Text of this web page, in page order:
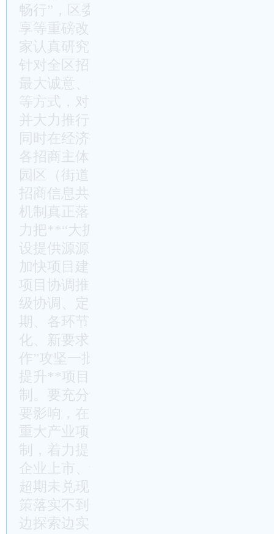
畅行”，区委区政府制定出台了一系列关
享等重磅改革性文件，这也是今天会议
家认真研究，结合实际抓好落实。一要
针对全区招商工作操作层面存在的共性
最大诚意、最大胸襟、最大魄力，采取
等方式，对落户在街道的区级招商项目6
并大力推行区街按1：4比例分享项目财
同时在经济指标考核上予以重点倾斜，
各招商主体发挥招商主观能动性的政策
园区（街道）两级招商部门要立足大局
招商信息共享、资源共享、项目共享、
机制真正落实到位，努力形成“1+1＞2”
力把**“大抓招商、大干项目”这张王牌
设提供源源不断的优质储备。二要健全
加快项目建设，我区重大项目建设提速
项目协调推进等“六项机制”，涵盖了领
级协调、定期通报、督查督办、考核奖
期、各环节，各责任单位和参与部门要
化、新要求，认真执行新标准、新举措
作”攻坚一批大项目、通过“比武打擂”拼
提升**项目建设质效探索和积累经验。
制。要充分认识政策支持之于项目招引
要影响，在充分研究出台针对性政策的
重大产业项目扶持专项资金申领、核实
制，着力提升政策兑现效率、提速项目
企业上市、专精特新等政策的兑现，也
超期未兑现的要抓紧兑现，切实维护政
策落实不到位，影响“以商招商、存量招
边探索边实践、边实践边